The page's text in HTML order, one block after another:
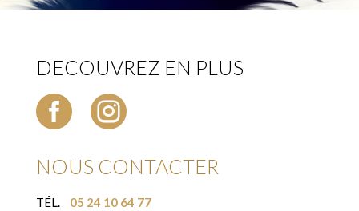
DECOUVREZ EN PLUS
 
NOUS CONTACTER
TÉL.
05 24 10 64 77